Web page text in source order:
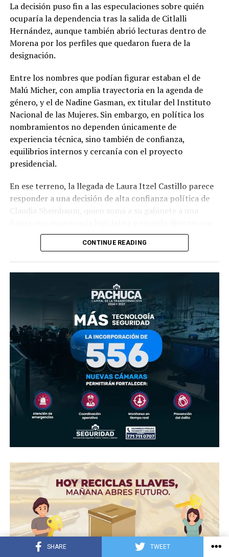
SHARE TWEET
La decisión puso fin a las especulaciones sobre quién
ocuparía la dependencia tras la salida de Citlalli
Hernández, aunque también abrió lecturas dentro de
Morena por los perfiles que quedaron fuera de la
designación.
Entre los nombres que podían figurar estaban el de
Malú Micher, con amplia trayectoria en la agenda de
género, y el de Nadine Gasman, ex titular del Instituto
Nacional de las Mujeres. Sin embargo, en política los
nombramientos no dependen únicamente de
experiencia técnica, sino también de confianza,
equilibrios internos y cercanía con el proyecto
presidencial.
En ese terreno, la llegada de Laura Itzel Castillo parece
responder a una decisión de alta confianza política de
Claudia Sheinbaum, quien suma a su gabinete a una
la ruta política de la actual administración.
CONTINUE READING